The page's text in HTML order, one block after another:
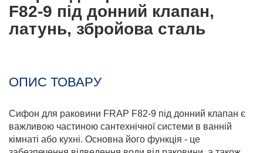
F82-9 під донний клапан,
латунь, збройова сталь
ОПИС ТОВАРУ
Сифон для раковини FRAP F82-9 під донний клапан є
важливою частиною сантехнічної системи в ванній
кімнаті або кухні. Основна його функція - це